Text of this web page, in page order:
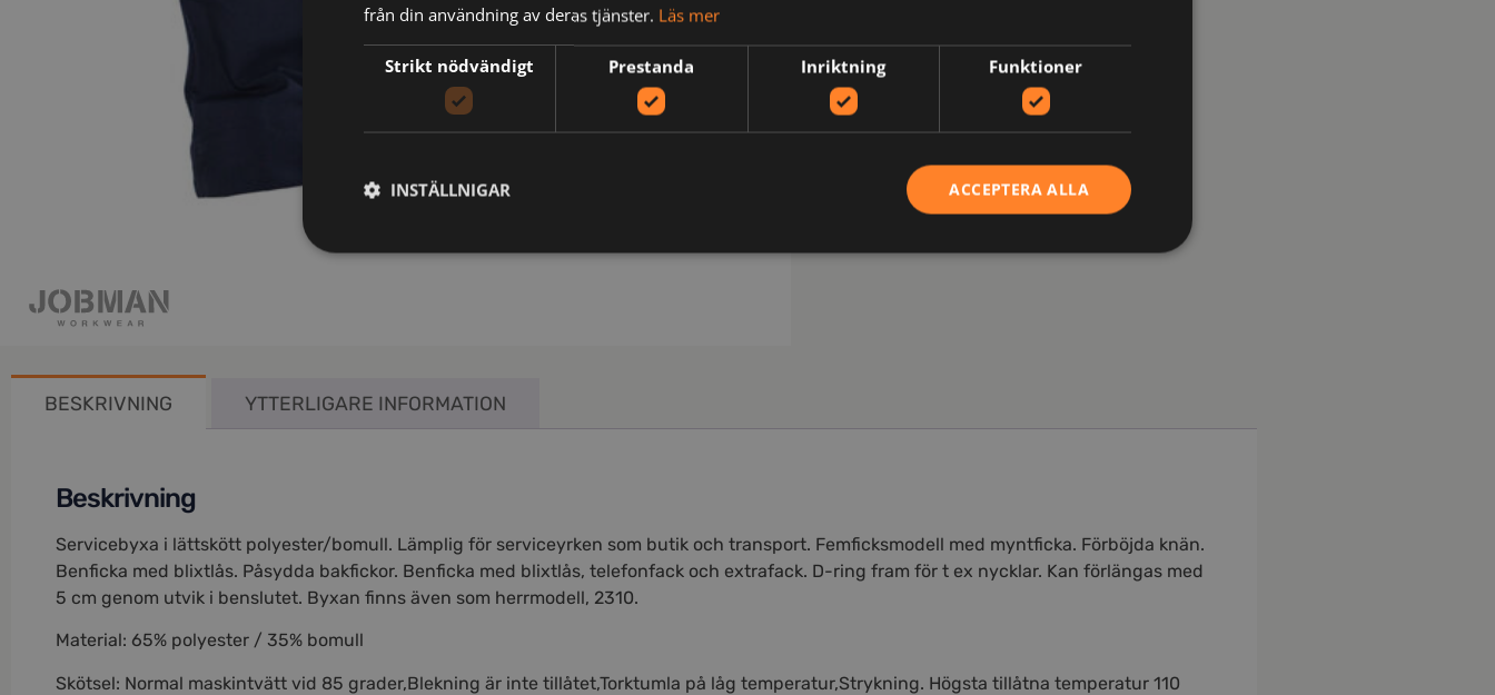
BESKRIVNING YTTERLIGARE INFORMATION
Beskrivning
Servicebyxa i lättskött polyester/bomull. Lämplig för serviceyrken som butik och transport. Femficksmodell med myntficka. Förböjda knän.
Benficka med blixtlås. Påsydda bakfickor. Benficka med blixtlås, telefonfack och extrafack. D-ring fram för t ex nycklar. Kan förlängas med
5 cm genom utvik i benslutet. Byxan finns även som herrmodell, 2310.
Material: 65% polyester / 35% bomull
Skötsel: Normal maskintvätt vid 85 grader,Blekning är inte tillåtet,Torktumla på låg temperatur,Strykning. Högsta tillåtna temperatur 110
från din användning av deras tjänster. Läs mer
Strikt nödvändigt Prestanda Inriktning Funktioner
ACCEPTERA ALLA
INSTÄLLNIGAR